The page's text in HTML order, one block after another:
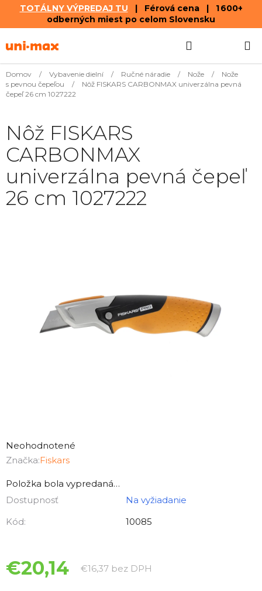
TOTÁLNY VÝPREDAJ TU | Férová cena | 1 600+
odberných miest po celom Slovensku
na
KOŠÍK
Domov / Vybavenie dielní / Ručné náradie / Nože /
Nože
s pevnou čepeľou
/
Nôž FISKARS CARBONMAX univerzálna pevná
čepeľ 26 cm 1027222
hodnotenie
produktu
0,0
z
5
Neohodnotené
Značka:Fiskars
Položka bola vypredaná…
Dostupnosť
Na vyžiadanie
Kód:
10085
€20,14 €16,37 bez DPH
Nôž FISKARS
CARBONMAX
univerzálna pevná čepeľ
26 cm 1027222